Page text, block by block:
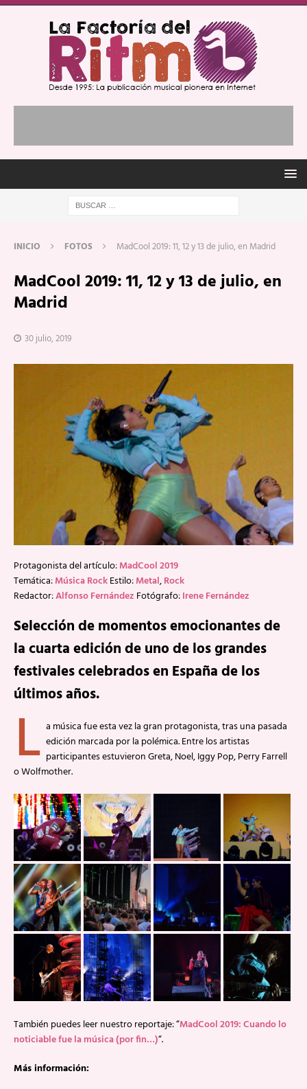
INICIO FOTOS MadCool 2019: 11, 12 y 13 de julio, en Madrid
MadCool 2019: 11, 12 y 13 de julio, en
Madrid
30 julio, 2019
Protagonista del artículo:MadCool 2019
Temática:Música RockEstilo:Metal,Rock
Redactor:Alfonso Fernández Fotógrafo:Irene Fernández
Selección de momentos emocionantes de
la cuarta edición de uno de los grandes
festivales celebrados en España de los
últimos años.
L a música fue esta vez la gran protagonista, tras una pasada
edición marcada por la polémica. Entre los artistas
participantes estuvieron Greta, Noel, Iggy Pop, Perry Farrell
o Wolfmother.
También puedes leer nuestro reportaje: “MadCool 2019: Cuando lo
noticiable fue la música (por fin…)“.
Más información: